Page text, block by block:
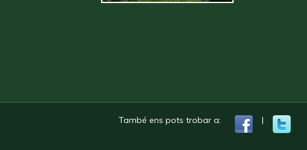
També ens pots trobar a: |